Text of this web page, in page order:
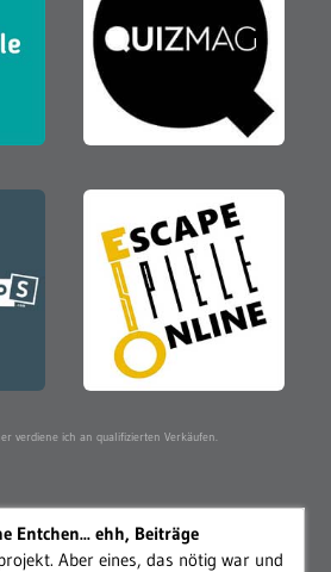
verdiene ich an qualifizierten Verkäufen.
Entchen... ehh, Beiträge
Aber eines, das nötig war und